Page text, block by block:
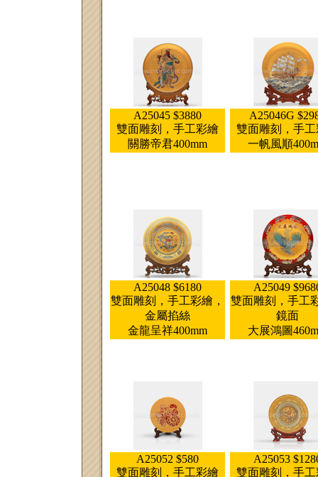
A25045 $3880
雙面雕刻，手工彩繪
關勝帝君400mm
A25046G
雙面雕刻，手
一帆風順
A25048 $6180
雙面雕刻，手工彩繪，
金屬掐絲
金龍呈祥400mm
A25049
雙面雕刻，手工
鏡面
大展鴻圖
A25052 $580
雙面雕刻，手工彩繪
A25053
雙面雕刻，手